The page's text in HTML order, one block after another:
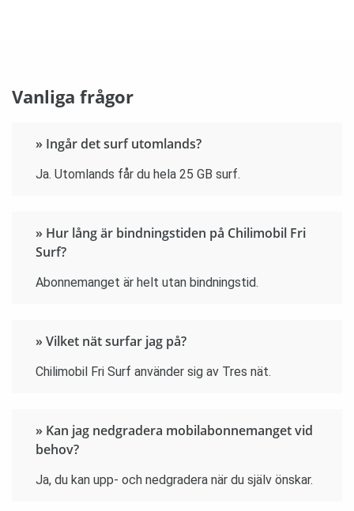
Vanliga frågor
» Ingår det surf utomlands?
Ja. Utomlands får du hela 25 GB surf.
» Hur lång är bindningstiden på Chilimobil Fri
Surf?
Abonnemanget är helt utan bindningstid.
» Vilket nät surfar jag på?
Chilimobil Fri Surf använder sig av Tres nät.
» Kan jag nedgradera mobilabonnemanget vid
behov?
Ja, du kan upp- och nedgradera när du själv önskar.